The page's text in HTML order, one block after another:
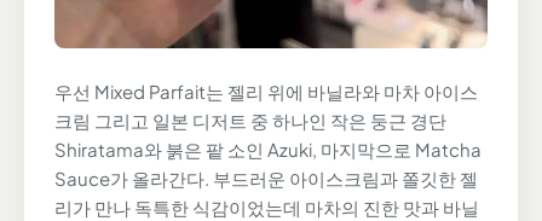
우선 Mixed Parfait는 젤리 위에 바닐라와 마차 아이스
크림 그리고 일본 디저트 중 하나인 작은 둥근 경단
Shiratama와 붉은 팥 소인 Azuki, 마지막으로 Matcha
Sauce가 올라간다. 부드러운 아이스크림과 쫄깃한 젤
리가 만나 독특한 식감이었는데 마차의 진한 맛과 바닐